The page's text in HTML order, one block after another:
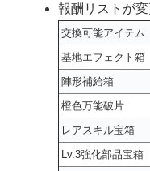
報酬リストが
交換可能アイテム
基地エフェクト箱
陣形補給箱
橙色万能破片
レアスキル宝箱
Lv.3強化部品宝箱